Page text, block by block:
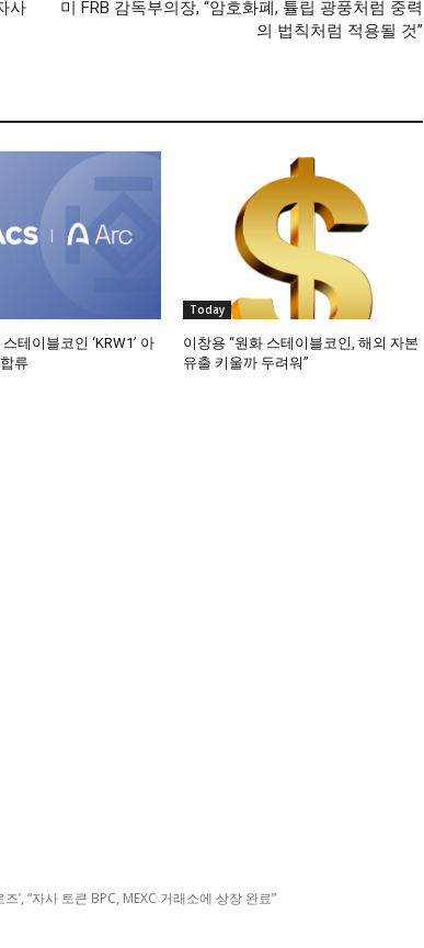
사
미 FRB 감독부의장, “암호화폐, 튤립 광풍처럼 중력
의 법칙처럼 적용될 것”
테이블코인 ‘KRW1’ 아
류
Today
이창용 “원화 스테이블코인, 해외 자본
유출 키울까 두려워”